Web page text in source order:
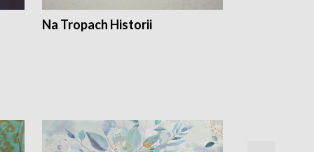
Na Tropach Historii